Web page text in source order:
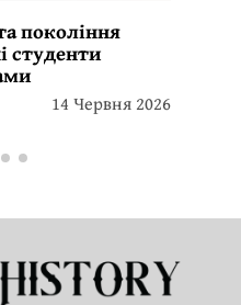
покоління
студенти
14 Червня 2026